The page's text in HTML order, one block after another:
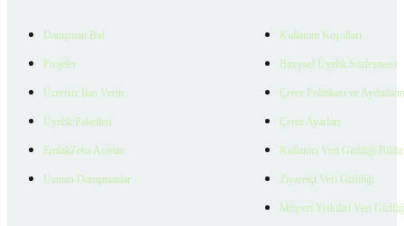
Danışman Bul
Projeler
Ücretsiz İlan Verin
Üyelik Paketleri
EmlakZeka Asistan
Uzman Danışmanlar
Kullanım Koşulları
Bireysel Üyelik Sözleşmesi
Çerez Politikası ve
Çerez Ayarları
Kullanıcı Veri Gizliliği
Ziyaretçi Veri Gizliliği
Müşteri Yetkilisi Veri